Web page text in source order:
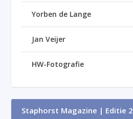
Yorben de Lange
Jan Veijer
HW-Fotografie
Staphorst Magazine | Editie 2